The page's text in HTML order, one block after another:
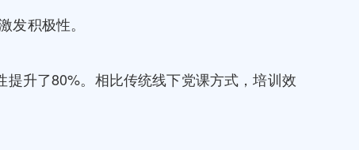
积极性。
升了80%。相比传统线下党课方式，培训效